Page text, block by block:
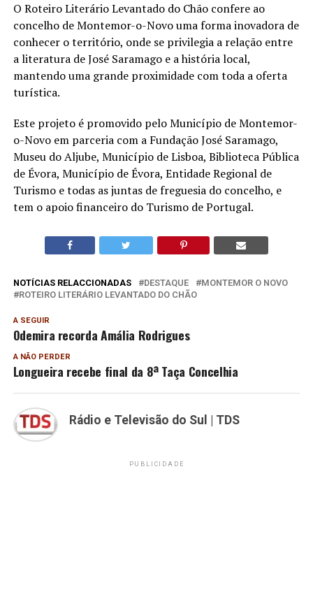
O Roteiro Literário Levantado do Chão confere ao
concelho de Montemor-o-Novo uma forma inovadora de
conhecer o território, onde se privilegia a relação entre
a literatura de José Saramago e a história local,
mantendo uma grande proximidade com toda a oferta
turística.
Este projeto é promovido pelo Município de Montemor-
o-Novo em parceria com a Fundação José Saramago,
Museu do Aljube, Município de Lisboa, Biblioteca Pública
de Évora, Município de Évora, Entidade Regional de
Turismo e todas as juntas de freguesia do concelho, e
tem o apoio financeiro do Turismo de Portugal.
NOTÍCIAS RELACCIONADAS DESTAQUE
MONTEMOR O NOVO
ROTEIRO LITERÁRIO LEVANTADO DO CHÃO
A SEGUIR
Odemira recorda Amália Rodrigues
A NÃO PERDER
Longueira recebe final da 8ª Taça Concelhia
Rádio e Televisão do Sul | TDS
PUBLICIDADE